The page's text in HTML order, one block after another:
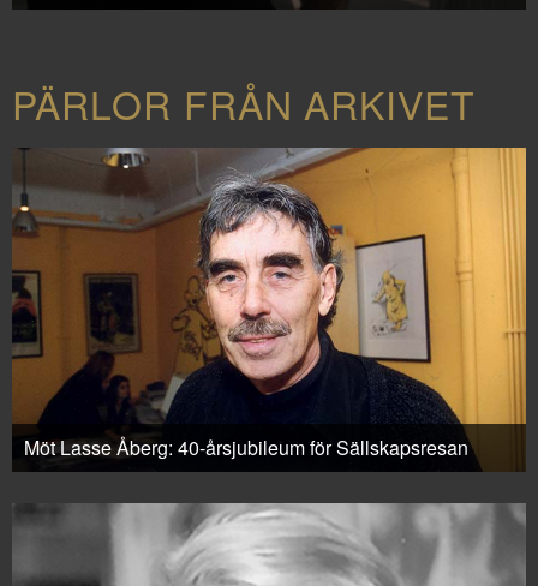
PÄRLOR FRÅN ARKIVET
Möt Lasse Åberg: 40-årsjubileum för Sällskapsresan